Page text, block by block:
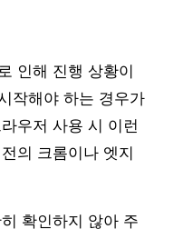
인해 진행 상황이
작해야 하는 경우가
우저 사용 시 이런
의 크롬이나 엣지
확인하지 않아 주